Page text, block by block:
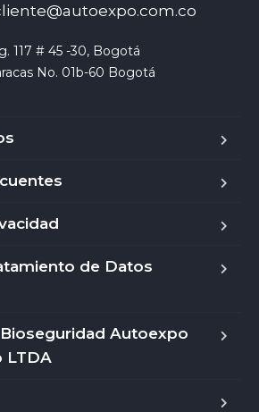
117 # 45 -30, Bogotá
No. 01b-60 Bogotá
de Datos
Autoexpo
LTDA